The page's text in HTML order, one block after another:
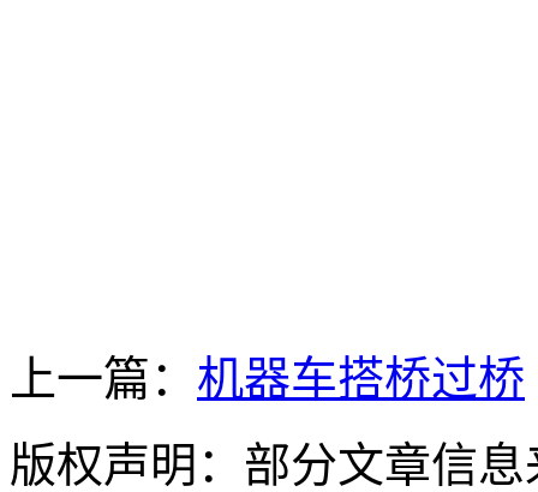
上一篇： 机器车搭桥过桥
版权声明：部分文章信